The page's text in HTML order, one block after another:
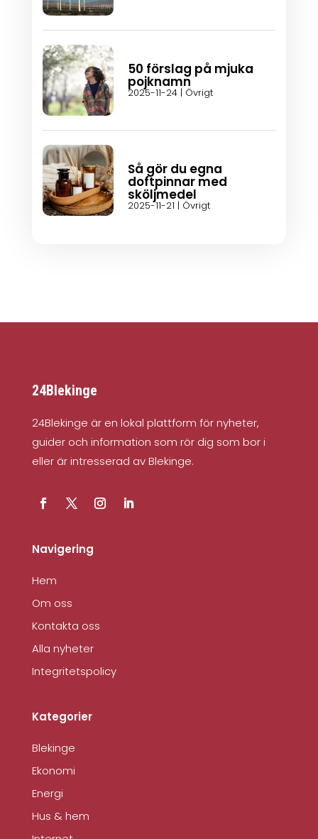
50 förslag på mjuka
pojknamn
2025-11-24| Övrigt
Så gör du egna
doftpinnar med
sköljmedel
2025-11-21 | Övrigt
24Blekinge
24Blekinge är en lokal plattform för nyheter,
guider och information som rör dig som bor i
eller är intresserad av Blekinge.
Navigering
Hem
Om oss
Kontakta oss
Alla nyheter
Integritetspolicy
Kategorier
Blekinge
Ekonomi
Energi
Hus & hem